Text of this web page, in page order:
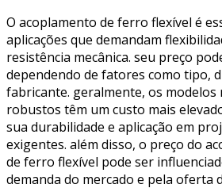
O acoplamento de ferro flexível é
aplicações que demandam
resistência mecânica. seu preço
dependendo de fatores como tipo,
fabricante. geralmente, os modelos
robustos têm um custo mais
sua durabilidade e aplicação em
exigentes. além disso, o preço do
de ferro flexível pode ser
demanda do mercado e pela oferta